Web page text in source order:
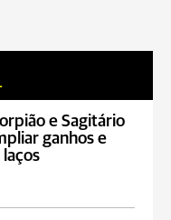
e Sagitário
ganhos e